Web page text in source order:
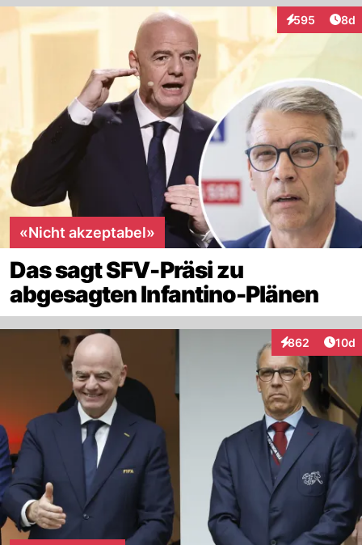
595
Interaktionen
8d
«Nicht akzeptabel»
Das sagt SFV-Präsi zu
abgesagten Infantino-Plänen
862
Interaktionen
10d